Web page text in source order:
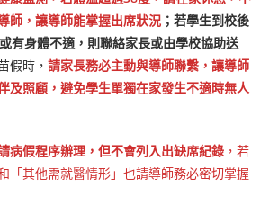
師，讓導師能掌握出席狀況 ；若學生到校後
有身體不適，則聯絡家長或由學校協助送
假時， 請家長務必主動與導師聯繫，讓導師
及照顧，避免學生單獨在家發生不適時無人
病假程序辦理，但不會列入出缺席紀錄 ，若
「其他需就醫情形」也請導師務必密切掌握